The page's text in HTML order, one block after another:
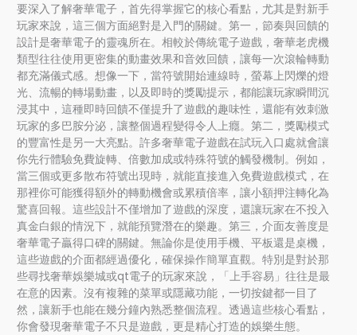
要深入了解奢華電子，首先得掌握它的核心看點，尤其是對新手
玩家來說，這三個方面絕對是入門的關鍵。第一，節奏與回饋的
設計是奢華電子的靈魂所在。相較於傳統電子遊戲，奢華老虎機
類型往往使用更密集的動畫效果和音效回饋，讓每一次滾輪轉動
都充滿儀式感。想像一下，當符號開始連線時，螢幕上閃爍的燈
光、流暢的轉場動畫，以及即時的獎勵提示，都能讓玩家瞬間沉
浸其中，這種即時回饋不僅提升了遊戲的趣味性，還能有效刺激
玩家的多巴胺分泌，讓整個過程變得令人上癮。第二，獎勵模式
的豐富性是另一大亮點。許多奢華電子遊戲在試玩入口處就會讓
你先行體驗免費旋轉、倍數加成或特殊符號的觸發機制。例如，
當三個或更多散布符號出現時，就能直接進入免費遊戲模式，在
那裡你可能獲得額外的轉動機會或累積倍率，讓小額押注轉化為
驚喜回報。這些設計不僅增加了遊戲的深度，還讓玩家在不投入
真金白銀的情況下，就能預覽潛在的樂趣。第三，介面友善度是
奢華電子贏得口碑的關鍵。無論你是使用手機、平板還是桌機，
這些遊戲的介面都經過優化，確保操作簡單直觀。特別是對於那
些尋找奢華娛樂城或qt電子的玩家來說，「上手容易」往往是最
在意的因素。沒有複雜的菜單或隱藏功能，一切按鍵都一目了
然，讓新手也能在幾分鐘內熟悉整個流程。透過這些核心看點，
你會發現奢華電子不只是遊戲，更是精心打造的娛樂生態。